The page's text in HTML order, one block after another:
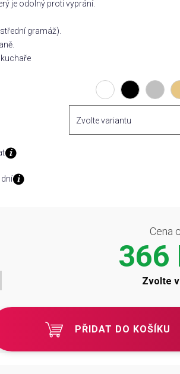
je odolný proti vyprání.
gramáž).
Cena
366
Zvolte
PŘIDAT DO KOŠÍKU